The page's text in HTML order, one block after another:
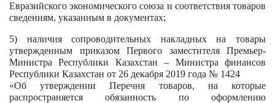
Евразийского экономического союза и соответствия товаров
сведениям, указанным в документах;
5) наличия сопроводительных накладных на товары
утвержденным приказом Первого заместителя Премьер-
Министра Республики Казахстан – Министра финансов
Республики Казахстан от 26 декабря 2019 года № 1424
«Об утверждении Перечня товаров, на которые
распространяется обязанность по оформлению